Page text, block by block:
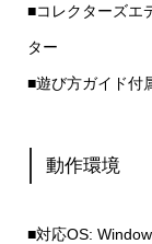
■コレクターズエ
ター
■遊び方ガイド付
動作環境
■対応OS: